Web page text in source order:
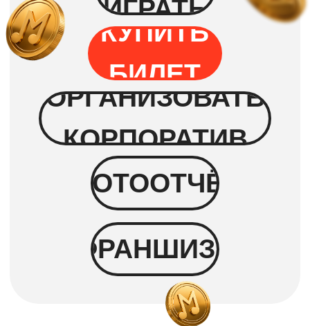
Угадывать ничего не нужно!
Исполнители и названия песен
на экране